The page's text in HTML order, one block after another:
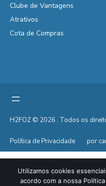
Clube de Vantagens
Atrativos
Cota de Compras
H2FOZ © 2026 . Todos os
Política de Privacidade por
Utilizamos cookies
acordo com a nossa